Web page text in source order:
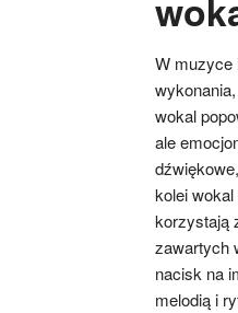
W muzyce
wokal
ale
kolei
korzystają
zawartych
nacisk na
melodią i